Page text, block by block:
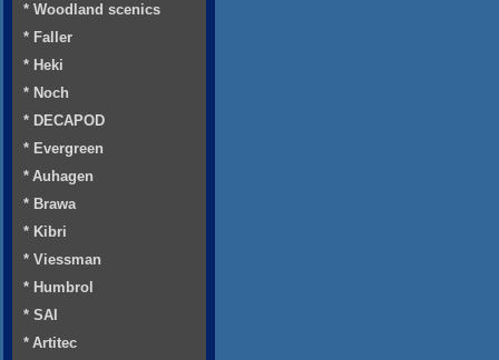
* Woodland scenics
* Faller
* Heki
* Noch
* DECAPOD
* Evergreen
* Auhagen
* Brawa
* Kibri
* Viessman
* Humbrol
* SAI
* Artitec